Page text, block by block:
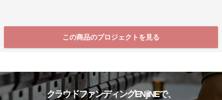
この商品のプロジェクトを見る
クラウドファンディングENjiNEで、